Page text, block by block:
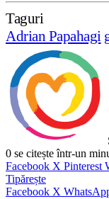
Taguri
Adrian Papahagi
0 se citește într-un
Facebook X Pinterest
Tipărește
Facebook X